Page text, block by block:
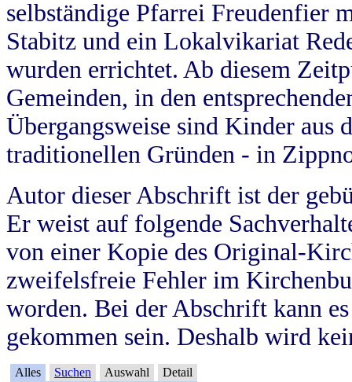
selbständige Pfarrei Freudenfier
Stabitz und ein Lokalvikariat
wurden errichtet. Ab diesem
Gemeinden, in den
Übergangsweise sind Kinder aus
traditionellen Gründen - in
Autor dieser Abschrift ist der
Er weist auf folgende
von einer Kopie des Original-
zweifelsfreie Fehler im
worden. Bei der Abschrift kann
gekommen sein. Deshalb wird
Alles Suchen Auswahl Detail